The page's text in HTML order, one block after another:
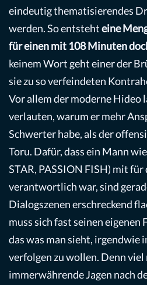
eindeutig thematisierendes
werden. So entstehteine
für einen mit 108 Minuten
keinem Wort geht einer der
sie zu so verfeindeten
Vor allem der moderne Hideo
verlauten, warum er mehr
Schwerter habe, als der
Toru. Dafür, dass ein Mann wie
STAR, PASSION FISH) mit für
verantwortlich war, sind
Dialogszenen erschreckend
muss sich fast seinen eigenen
das was man sieht,
verfolgen zu wollen. Denn viel
immerwährende Jagen nach